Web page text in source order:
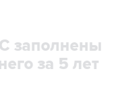
заполнены
за 5 лет